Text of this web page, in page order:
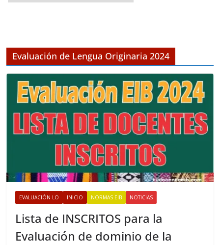
r
o
Evaluación de Lengua Originaria 2024
EVALUACIÓN LO INICIO NORMAS EIB NOTICIAS
Lista de INSCRITOS para la
Evaluación de dominio de la